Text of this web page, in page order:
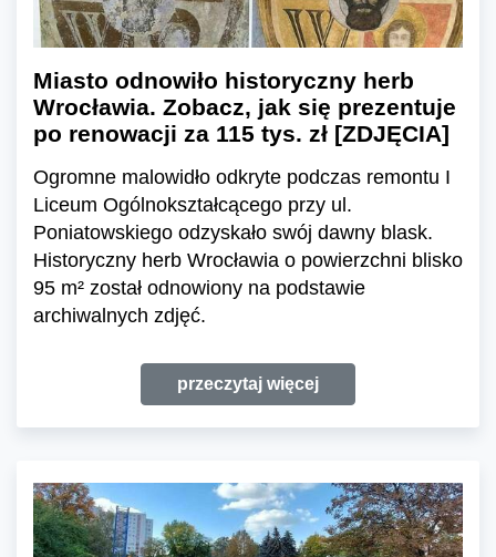
Miasto odnowiło historyczny herb
Wrocławia. Zobacz, jak się prezentuje
po renowacji za 115 tys. zł [ZDJĘCIA]
Ogromne malowidło odkryte podczas remontu I
Liceum Ogólnokształcącego przy ul.
Poniatowskiego odzyskało swój dawny blask.
Historyczny herb Wrocławia o powierzchni blisko
95 m² został odnowiony na podstawie
archiwalnych zdjęć.
przeczytaj więcej